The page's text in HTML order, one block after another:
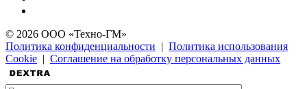
© 2026 ООО «Техно-ГМ»
Политика конфиденциальности | Политика использования
Cookie | Соглашение на обработку персональных данных